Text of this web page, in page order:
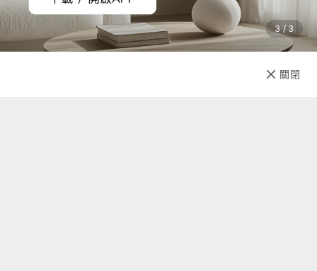
保固：一年
圍巾：
材質：100%純羊毛、遠紅外線竹炭布
3 / 3
關閉